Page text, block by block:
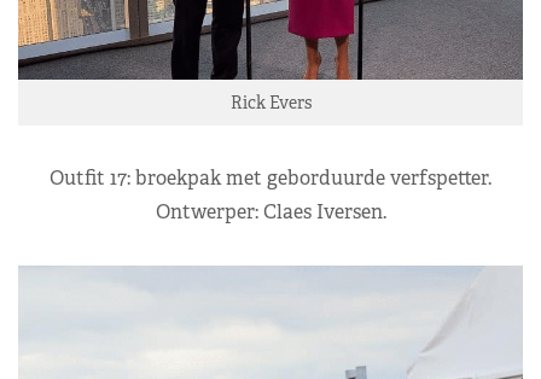
Rick Evers
Outfit 17: broekpak met geborduurde verfspetter.
Ontwerper: Claes Iversen.